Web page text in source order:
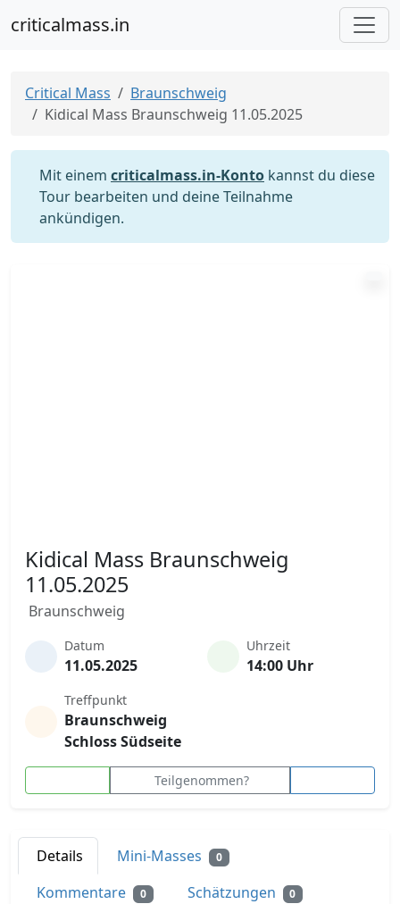
criticalmass.in
Critical Mass
Braunschweig
Kidical Mass Braunschweig 11.05.2025
Mit einem criticalmass.in-Konto kannst du diese
Tour bearbeiten und deine Teilnahme
ankündigen.
Kidical Mass Braunschweig
11.05.2025
Braunschweig
Datum
11.05.2025
Uhrzeit
14:00 Uhr
Treffpunkt
Braunschweig
Schloss Südseite
Teilgenommen?
Details Mini-Masses 0
Kommentare 0 Schätzungen 0